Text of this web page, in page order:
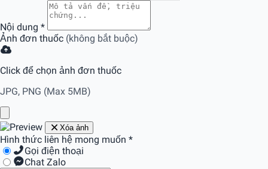
Nội dung *
Ảnh đơn thuốc (không bắt buộc)
Click để chọn ảnh đơn thuốc
JPG, PNG (Max 5MB)
Xóa ảnh
Hình thức liên hệ mong muốn *
Gọi điện thoại
Chat Zalo